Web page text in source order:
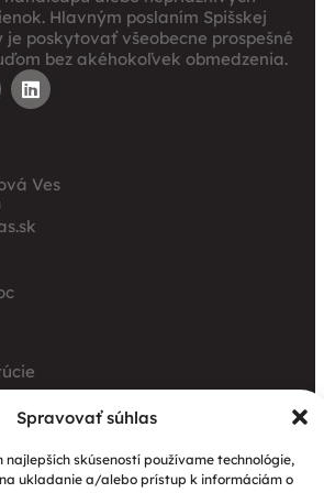
Spravovať súhlas
skúseností používame technológie,
ukladanie a/alebo prístup k informáciám o
Hlavným poslaním Spišskej
poskytovať všeobecne prospešné
bez akéhokoľvek obmedzenia.
Ves